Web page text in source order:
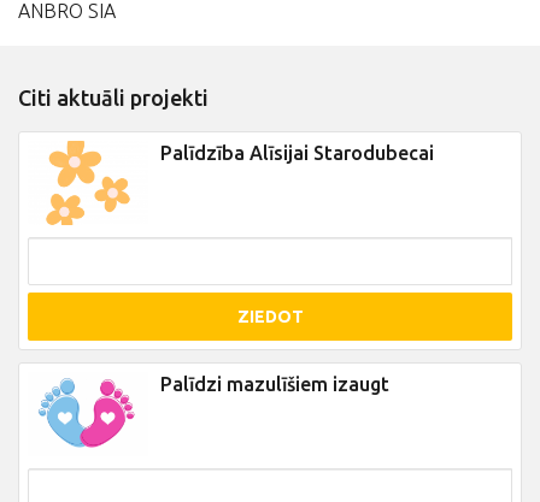
ANBRO SIA
Citi aktuāli projekti
Palīdzība Alīsijai Starodubecai
ZIEDOT
Palīdzi mazulīšiem izaugt